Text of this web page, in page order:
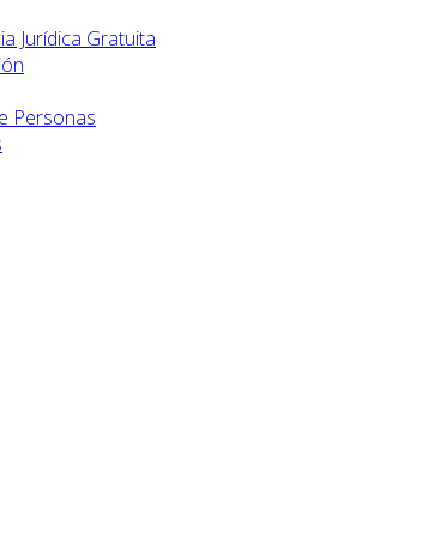
Jurídica Gratuita
Personas